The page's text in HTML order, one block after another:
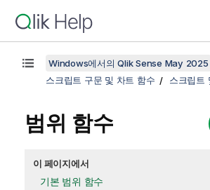
Windows에서의 Qlik Sense May 2025
스크립트 구문 및 차트 함수
스크립트
범위 함수
이 페이지에서
기본 범위 함수